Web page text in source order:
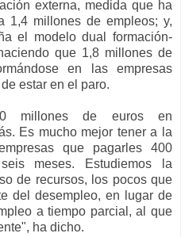
externa, medida que ha
1,4 millones de empleos; y,
el modelo dual formación-
que 1,8 millones de
en las empresas
estar en el paro.
millones de euros en
Es mucho mejor tener a la
que pagarles 400
meses. Estudiemos la
de recursos, los pocos que
del desempleo, en lugar de
a tiempo parcial, al que
ha dicho.